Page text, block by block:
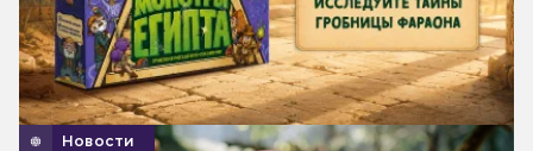
Новости